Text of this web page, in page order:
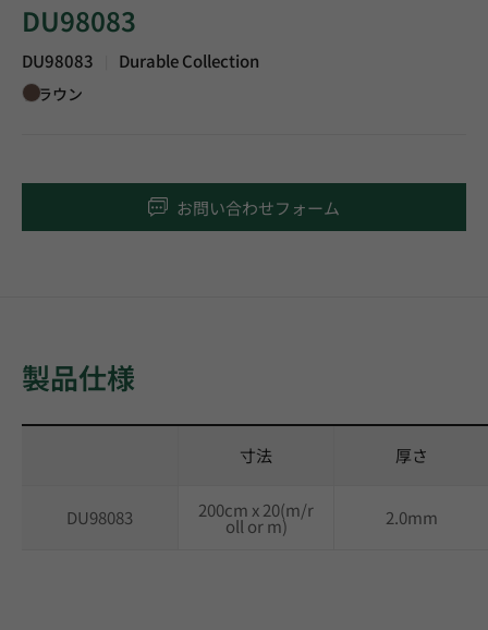
DU98083
DU98083 Durable Collection
ブラウン
お問い合わせフォーム
製品仕様
寸法 厚さ
DU98083 200cm x 20(m/r
oll or m) 2.0mm